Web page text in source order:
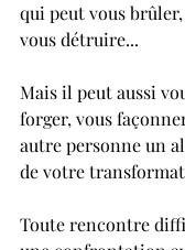
qui peut vous
vous détruire...
Mais il peut aussi
forger, vous
autre personne un
de votre
Toute rencontre